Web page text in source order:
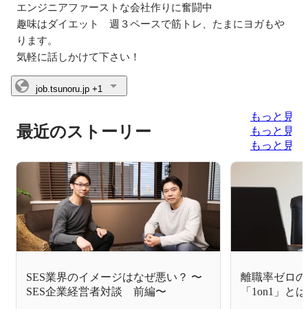
エンジニアファーストな会社作りに奮闘中
趣味はダイエット　週３ペースで筋トレ、たまにヨガもや
ります。
気軽に話しかけて下さい！
job.tsunoru.jp +1
最近のストーリー
もっと見る
もっと見る
もっと見る
SES業界のイメージはなぜ悪い？ 〜
SES企業経営者対談 前編〜
離職率ゼロ
「1on1」と